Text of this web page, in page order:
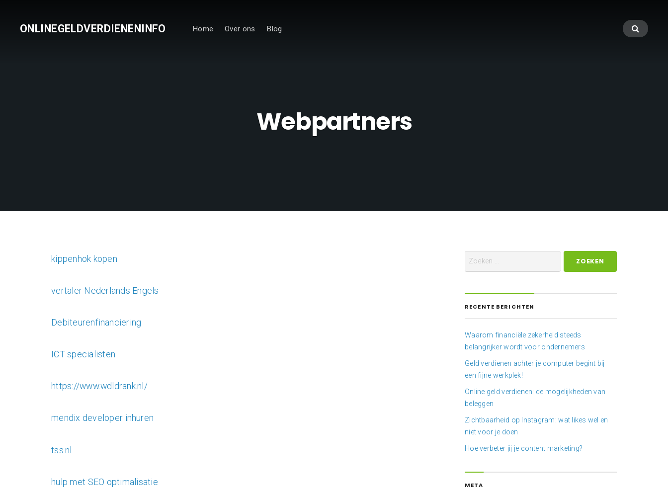
ONLINEGELDVERDIENENINFO Home Over ons Blog
Webpartners
kippenhok kopen
vertaler Nederlands Engels
Debiteurenfinanciering
ICT specialisten
https://www.wdldrank.nl/
mendix developer inhuren
tss.nl
hulp met SEO optimalisatie
RECENTE BERICHTEN
Waarom financiële zekerheid steeds
belangrijker wordt voor ondernemers
Geld verdienen achter je computer begint bij
een fijne werkplek!
Online geld verdienen: de mogelijkheden van
beleggen
Zichtbaarheid op Instagram: wat likes wel en
niet voor je doen
Hoe verbeter jij je content marketing?
META